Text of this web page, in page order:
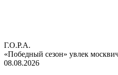
Г.О.Р.А.
«Победный сезон» увлек
08.08.2026